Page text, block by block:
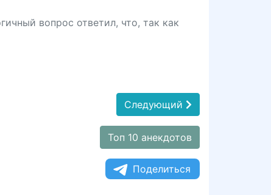
вопрос ответил, что, так как
Следующий
Топ 10 анекдотов
Поделиться